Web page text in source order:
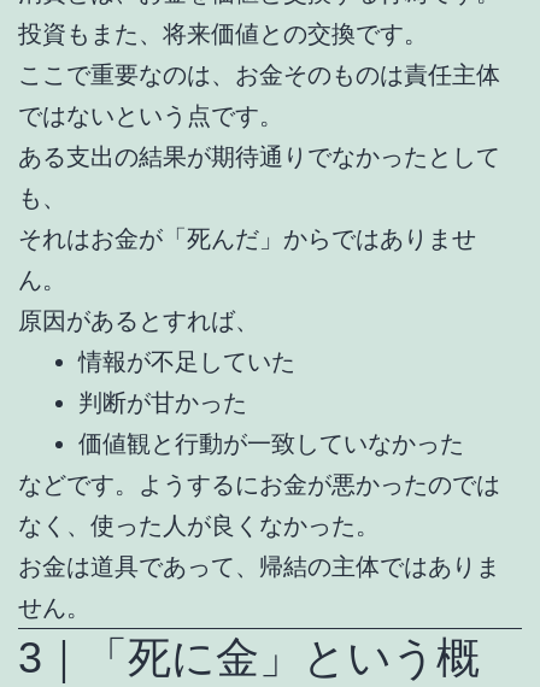
投資もまた、将来価値との交換です。
ここで重要なのは、お金そのものは責任主体
ではないという点です。
ある支出の結果が期待通りでなかったとして
も、
それはお金が「死んだ」からではありませ
ん。
原因があるとすれば、
情報が不足していた
判断が甘かった
価値観と行動が一致していなかった
などです。ようするにお金が悪かったのでは
なく、使った人が良くなかった。
お金は道具であって、帰結の主体ではありま
せん。
3｜「死に金」という概